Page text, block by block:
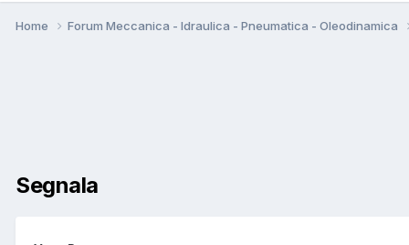
Home Forum Meccanica - Idraulica - Pneumatica - Oleodinamica
Segnala